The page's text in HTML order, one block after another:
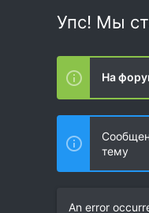
Упс! Мы
На
тему
An error